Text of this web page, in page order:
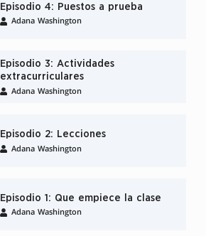
Episodio 4: Puestos a prueba
Adana Washington
Episodio 3: Actividades
extracurriculares
Adana Washington
Episodio 2: Lecciones
Adana Washington
Episodio 1: Que empiece la clase
Adana Washington